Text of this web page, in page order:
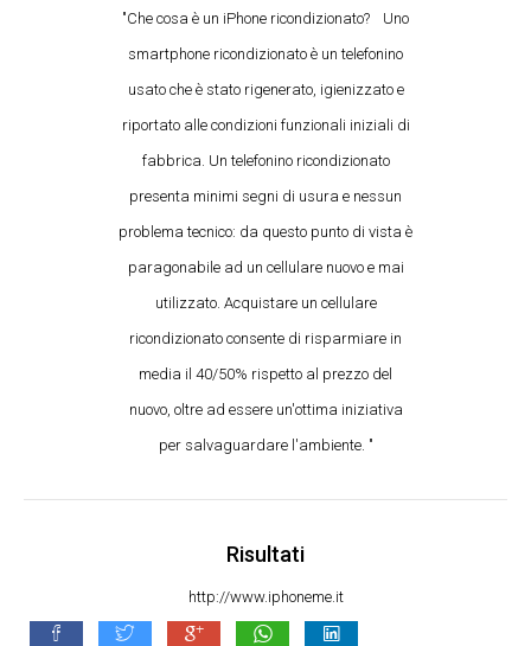
"Che cosa è un iPhone ricondizionato? Uno
smartphone ricondizionato è un telefonino
usato che è stato rigenerato, igienizzato e
riportato alle condizioni funzionali iniziali di
fabbrica. Un telefonino ricondizionato
presenta minimi segni di usura e nessun
problema tecnico: da questo punto di vista è
paragonabile ad un cellulare nuovo e mai
utilizzato. Acquistare un cellulare
ricondizionato consente di risparmiare in
media il 40/50% rispetto al prezzo del
nuovo, oltre ad essere un'ottima iniziativa
per salvaguardare l'ambiente. "
Risultati
http://www.iphoneme.it